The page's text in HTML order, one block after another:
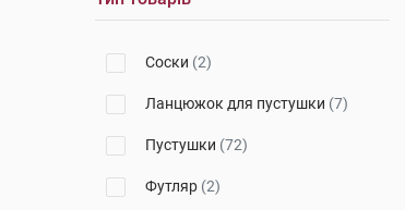
Соски (2)
Ланцюжок для пустушки (7)
Пустушки (72)
Футляр (2)